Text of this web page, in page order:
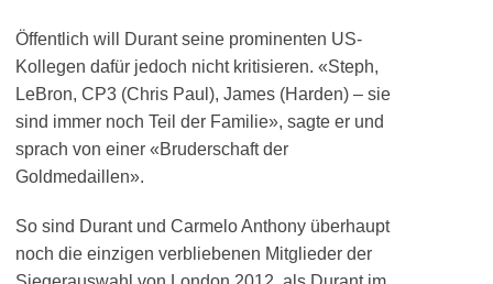
Öffentlich will Durant seine prominenten US-
Kollegen dafür jedoch nicht kritisieren. «Steph,
LeBron, CP3 (Chris Paul), James (Harden) – sie
sind immer noch Teil der Familie», sagte er und
sprach von einer «Bruderschaft der
Goldmedaillen».
So sind Durant und Carmelo Anthony überhaupt
noch die einzigen verbliebenen Mitglieder der